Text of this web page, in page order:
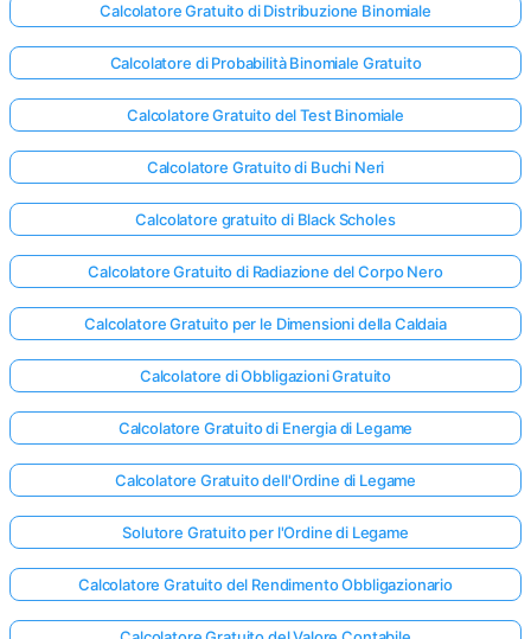
Calcolatore Gratuito di Distribuzione Binomiale
Calcolatore di Probabilità Binomiale Gratuito
Calcolatore Gratuito del Test Binomiale
Calcolatore Gratuito di Buchi Neri
Calcolatore gratuito di Black Scholes
Calcolatore Gratuito di Radiazione del Corpo Nero
Calcolatore Gratuito per le Dimensioni della Caldaia
Calcolatore di Obbligazioni Gratuito
Calcolatore Gratuito di Energia di Legame
Calcolatore Gratuito dell'Ordine di Legame
Solutore Gratuito per l'Ordine di Legame
Calcolatore Gratuito del Rendimento Obbligazionario